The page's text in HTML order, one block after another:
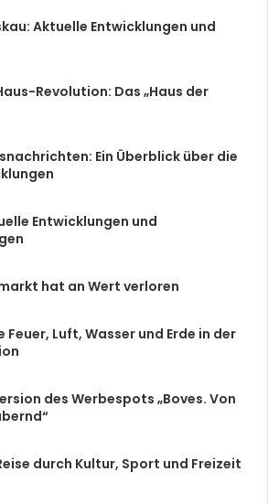
Aktuelle Entwicklungen und
Revolution: Das „Haus der
Ein Überblick über die
Entwicklungen und
hat an Wert verloren
Feuer, Luft, Wasser und Erde in der
des Werbespots „Boves. Von
durch Kultur, Sport und Freizeit